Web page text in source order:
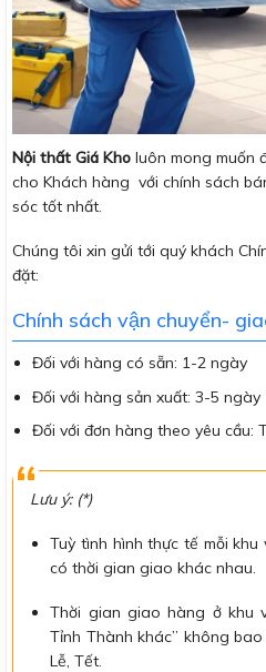
Nội thất Giá Kho luôn mong muốn
cho Khách hàng với chính sách
sóc tốt nhất.
Chúng tôi xin gửi tới quý khách
đặt:
Chính sách vận chuyển-
Đối với hàng có sẵn: 1-2 ngày
Đối với hàng sản xuất: 3-5 ngày
Đối với đơn hàng theo yêu cầu:
Lưu ý: (*)
Tuỳ tình hình thực tế mỗi
có thời gian giao khác nhau.
Thời gian giao hàng ở khu
Tỉnh Thành khác” không
Lễ, Tết.